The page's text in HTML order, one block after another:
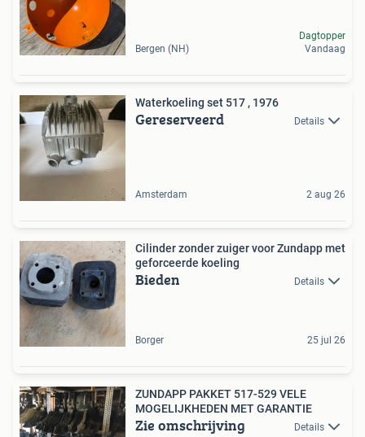
Bergen (NH)
Dagtopper
Vandaag
Waterkoeling set 517 , 1976
Gereserveerd Details
Amsterdam 2 aug 26
Cilinder zonder zuiger voor Zundapp met
geforceerde koeling
Bieden Details
Borger 25 jul 26
ZUNDAPP PAKKET 517-529 VELE
MOGELIJKHEDEN MET GARANTIE
Zie omschrijving Details